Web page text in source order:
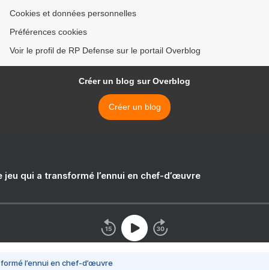
Cookies et données personnelles
Préférences cookies
Voir le profil de RP Defense sur le portail Overblog
Créer un blog sur Overblog
Créer un blog
jeu qui a transformé l’ennui en chef-d’œuvre
l’ennui en chef-d’œuvre